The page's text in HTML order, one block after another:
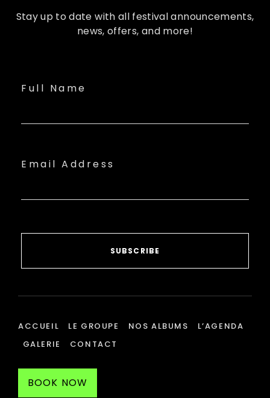
Stay up to date with all festivalannouncements,
news, offers, and more!
Full Name
Email Address
SUBSCRIBE
ACCUEIL LE GROUPE NOS ALBUMS
L’AGENDA
GALERIE
CONTACT
BOOK NOW